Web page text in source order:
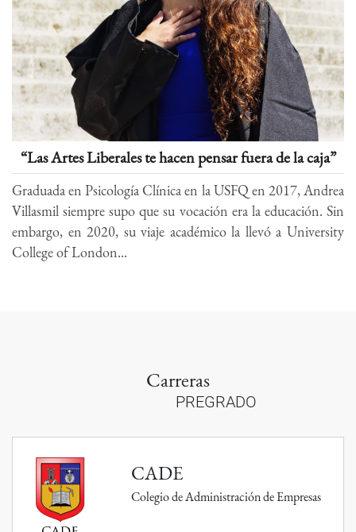
“Las Artes Liberales te hacen pensar fuera de la caja”
Graduada en Psicología Clínica en la USFQ en 2017, Andrea
Villasmil siempre supo que su vocación era la educación. Sin
embargo, en 2020, su viaje académico la llevó a University
College of London...
Carreras
PREGRADO
CADE
Colegio de Administración de Empresas